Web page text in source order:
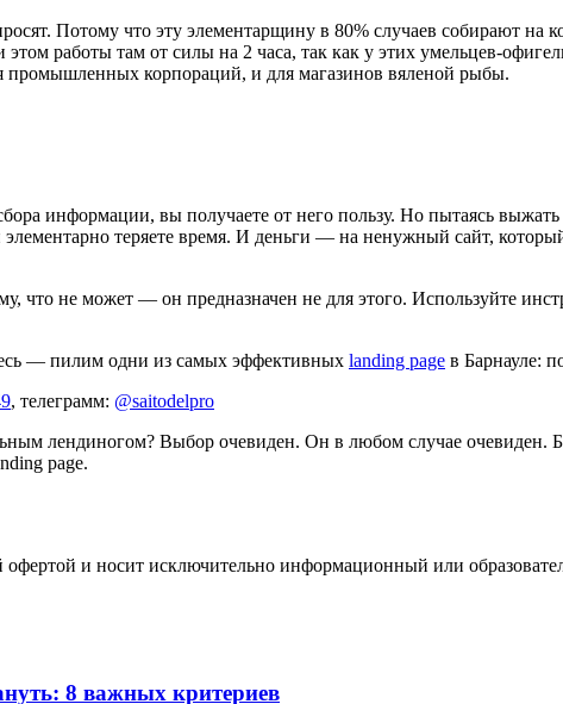
Потому что эту элементарщину в 80% случаев собирают
работы там от силы на 2 часа, так как у этих умельцев-
промышленных корпораций, и для магазинов вяленой рыбы.
информации, вы получаете от него пользу. Но пытаясь
теряете время. И деньги — на ненужный сайт,
что не может — он предназначен не для этого. Используйте
— пилим одни из самых эффективных landing page в Барнауле:
, телеграмм: @saitodelpro
лендиногом? Выбор очевиден. Он в любом случае очевиден.
page.
офертой и носит исключительно информационный или
8 важных критериев